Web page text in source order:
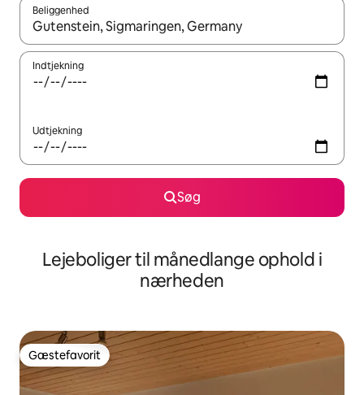
Beliggenhed
Når resultaterne er tilgængelige, skal du navigere med
Indtjekning
Udtjekning
Søg
Lejeboliger til månedlange ophold i
nærheden
Gæstefavorit
Gæstefavorit